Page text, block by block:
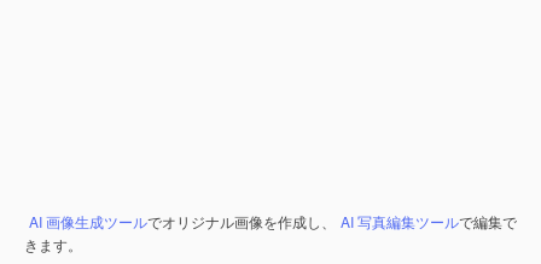
AI 画像生成ツールでオリジナル画像を作成し、 AI 写真編集ツールで編集で
きます。